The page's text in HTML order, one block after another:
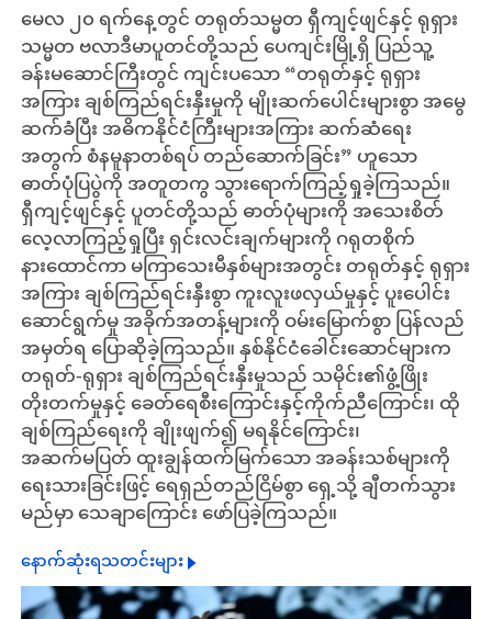
မေလ ၂၀ ရက်နေ့တွင် တရုတ်သမ္မတ ရှီကျင့်ဖျင်နှင့် ရုရှား
သမ္မတ ဗလာဒီမာပူတင်တို့သည် ပေကျင်းမြို့ရှိ ပြည်သူ့
ခန်းမဆောင်ကြီးတွင် ကျင်းပသော “တရုတ်နှင့် ရုရှား
အကြား ချစ်ကြည်ရင်းနှီးမှုကို မျိုးဆက်ပေါင်းများစွာ အမွေ
ဆက်ခံပြီး အဓိကနိုင်ငံကြီးများအကြား ဆက်ဆံရေး
အတွက် စံနမူနာတစ်ရပ် တည်ဆောက်ခြင်း” ဟူသော
ဓာတ်ပုံပြပွဲကို အတူတကွ သွားရောက်ကြည့်ရှုခဲ့ကြသည်။
ရှီကျင့်ဖျင်နှင့် ပူတင်တို့သည် ဓာတ်ပုံများကို အသေးစိတ်
လေ့လာကြည့်ရှုပြီး ရှင်းလင်းချက်များကို ဂရုတစိုက်
နားထောင်ကာ မကြာသေးမီနှစ်များအတွင်း တရုတ်နှင့် ရုရှား
အကြား ချစ်ကြည်ရင်းနှီးစွာ ကူးလူးဖလှယ်မှုနှင့် ပူးပေါင်း
ဆောင်ရွက်မှု အခိုက်အတန့်များကို ဝမ်းမြောက်စွာ ပြန်လည်
အမှတ်ရ ပြောဆိုခဲ့ကြသည်။ နှစ်နိုင်ငံခေါင်းဆောင်များက
တရုတ်-ရုရှား ချစ်ကြည်ရင်းနှီးမှုသည် သမိုင်း၏ဖွံ့ဖြိုး
တိုးတက်မှုနှင့် ခေတ်ရေစီးကြောင်းနှင့်ကိုက်ညီကြောင်း၊ ထို
ချစ်ကြည်ရေးကို ချိုးဖျက်၍ မရနိုင်ကြောင်း၊
အဆက်မပြတ် ထူးချွန်ထက်မြက်သော အခန်းသစ်များကို
ရေးသားခြင်းဖြင့် ရေရှည်တည်ငြိမ်စွာ ရှေ့သို့ ချီတက်သွား
မည်မှာ သေချာကြောင်း ‌ဖော်ပြခဲ့ကြသည်။
နောက်ဆုံးရသတင်းများ